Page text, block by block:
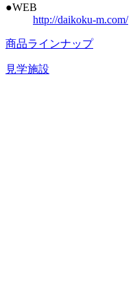
●WEB
http://daikoku-m.com/
商品ラインナップ
見学施設